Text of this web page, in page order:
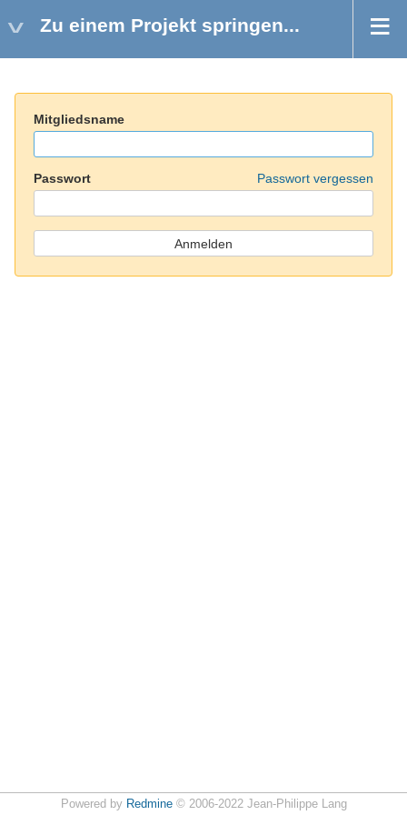
Zu einem Projekt springen...
Mitgliedsname
Passwort Passwort vergessen
Powered by Redmine© 2006-2022 Jean-Philippe Lang